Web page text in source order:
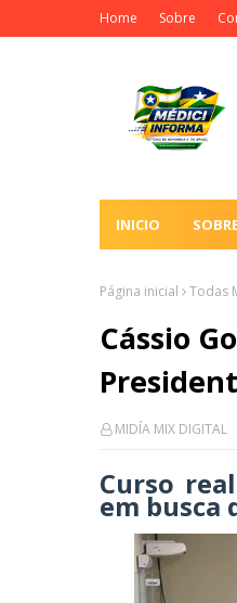
Home Sobre
INICIO
Página inicial Todas
Cássio
MIDÍA MIX DIGITAL
Curso
em busca